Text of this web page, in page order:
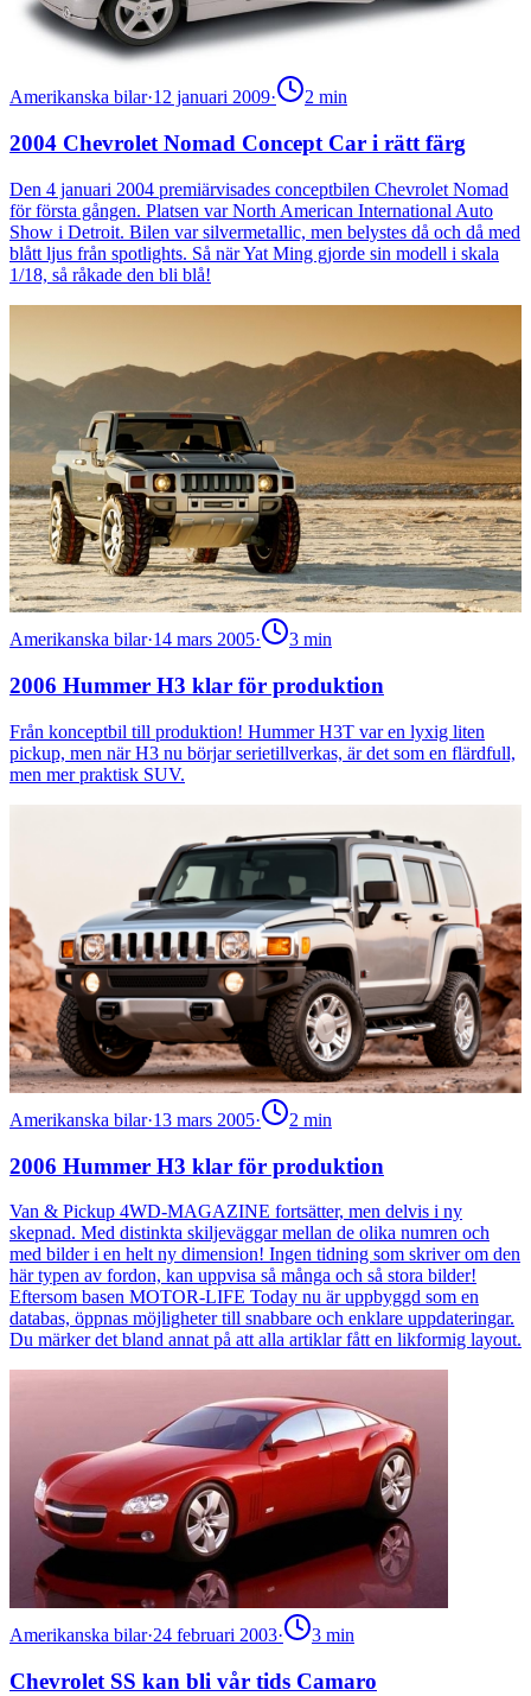
Amerikanska bilar·12 januari 2009· 2 min
2004 Chevrolet Nomad Concept Car i rätt färg
Den 4 januari 2004 premiärvisades conceptbilen Chevrolet Nomad
för första gången. Platsen var North American International Auto
Show i Detroit. Bilen var silvermetallic, men belystes då och då med
blått ljus från spotlights. Så när Yat Ming gjorde sin modell i skala
1/18, så råkade den bli blå!
Amerikanska bilar·14 mars 2005· 3 min
2006 Hummer H3 klar för produktion
Från konceptbil till produktion! Hummer H3T var en lyxig liten
pickup, men när H3 nu börjar serietillverkas, är det som en flärdfull,
men mer praktisk SUV.
Amerikanska bilar·13 mars 2005· 2 min
2006 Hummer H3 klar för produktion
Van & Pickup 4WD-MAGAZINE fortsätter, men delvis i ny
skepnad. Med distinkta skiljeväggar mellan de olika numren och
med bilder i en helt ny dimension! Ingen tidning som skriver om den
här typen av fordon, kan uppvisa så många och så stora bilder!
Eftersom basen MOTOR-LIFE Today nu är uppbyggd som en
databas, öppnas möjligheter till snabbare och enklare uppdateringar.
Du märker det bland annat på att alla artiklar fått en likformig layout.
Amerikanska bilar·24 februari 2003· 3 min
Chevrolet SS kan bli vår tids Camaro